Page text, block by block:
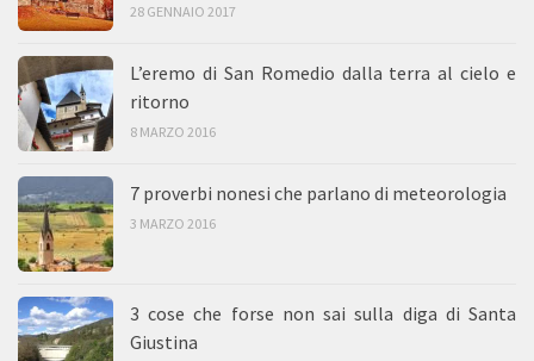
28 GENNAIO 2017
L’eremo di San Romedio dalla terra al cielo e
ritorno
8 MARZO 2016
7 proverbi nonesi che parlano di meteorologia
3 MARZO 2016
3 cose che forse non sai sulla diga di Santa
Giustina